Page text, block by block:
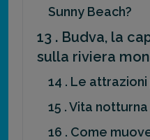
Sunny Beach?
13 . Budva, la
sulla riviera
14 . Le
15 . Vita
16 . Come